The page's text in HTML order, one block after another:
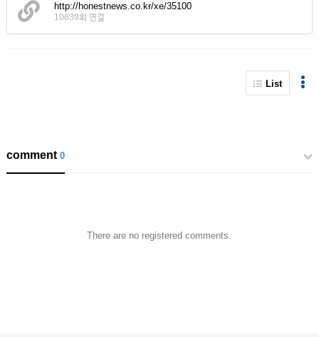
http://honestnews.co.kr/xe/35100
10639회 연결
List
comment0
There are no registered comments.